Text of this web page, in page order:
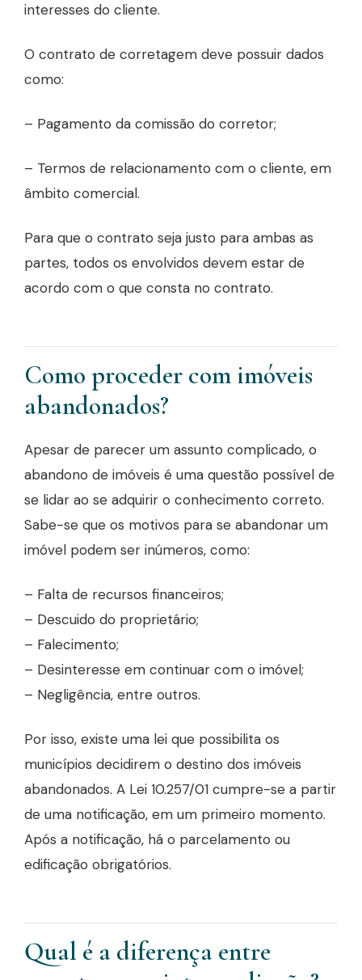
interesses do cliente.
O contrato de corretagem deve possuir dados
como:
– Pagamento da comissão do corretor;
– Termos de relacionamento com o cliente, em
âmbito comercial.
Para que o contrato seja justo para ambas as
partes, todos os envolvidos devem estar de
acordo com o que consta no contrato.
Como proceder com imóveis
abandonados?
Apesar de parecer um assunto complicado, o
abandono de imóveis é uma questão possível de
se lidar ao se adquirir o conhecimento correto.
Sabe-se que os motivos para se abandonar um
imóvel podem ser inúmeros, como:
– Falta de recursos financeiros;
– Descuido do proprietário;
– Falecimento;
– Desinteresse em continuar com o imóvel;
– Negligência, entre outros.
Por isso, existe uma lei que possibilita os
municípios decidirem o destino dos imóveis
abandonados. A Lei 10.257/01 cumpre-se a partir
de uma notificação, em um primeiro momento.
Após a notificação, há o parcelamento ou
edificação obrigatórios.
Qual é a diferença entre